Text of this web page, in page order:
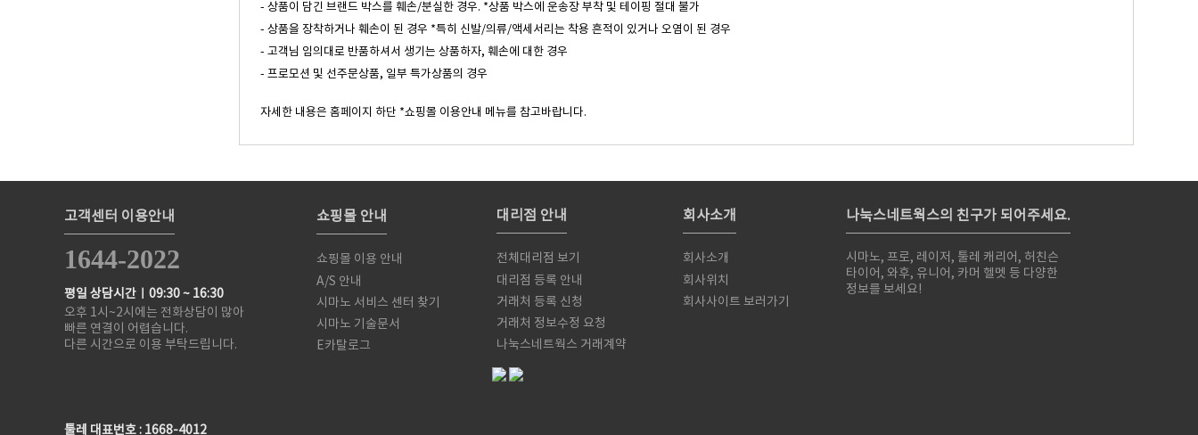
- 상품이 담긴 브랜드 박스를 훼손/분실한 경우. *상품 박스에 운송장 부착 및 테이핑 절대 불가
- 상품을 장착하거나 훼손이 된 경우 *특히 신발/의류/액세서리는 착용 흔적이 있거나 오염이 된 경우
- 고객님 임의대로 반품하셔서 생기는 상품하자, 훼손에 대한 경우
- 프로모션 및 선주문상품, 일부 특가상품의 경우
자세한 내용은 홈페이지 하단 *쇼핑몰 이용안내 메뉴를 참고바랍니다.
고객센터 이용안내
1644-2022
평일 상담시간ㅣ09:30 ~ 16:30
오후 1시~2시에는 전화상담이 많아
빠른 연결이 어렵습니다.
다른 시간으로 이용 부탁드립니다.
툴레 대표번호 : 1668-4012
쇼핑몰 안내
쇼핑몰 이용 안내
A/S 안내
시마노 서비스 센터 찾기
시마노 기술문서
E카탈로그
대리점 안내
전체대리점 보기
대리점 등록 안내
거래처 등록 신청
거래처 정보수정 요청
나눅스네트웍스 거래계약
회사소개
회사소개
회사위치
회사사이트 보러가기
나눅스네트웍스의 친구가 되어주세요.
시마노, 프로, 레이저, 툴레 캐리어, 허친슨
타이어, 와후, 유니어, 카머 헬멧 등 다양한
정보를 보세요!